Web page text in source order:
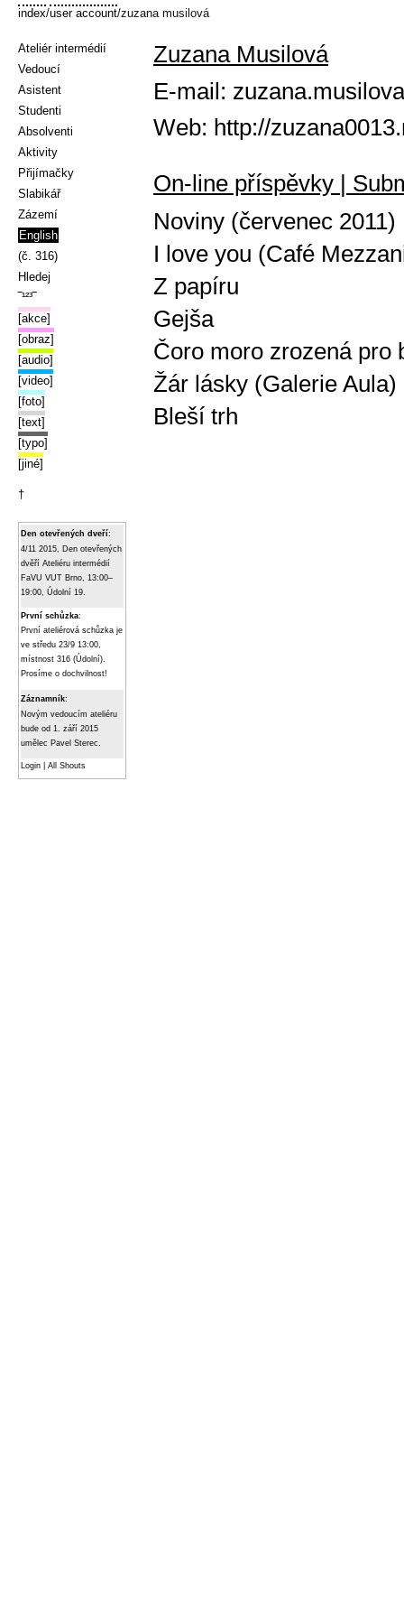
index/user account/zuzana musilová
Ateliér intermédií
Vedoucí
Asistent
Studenti
Absolventi
Aktivity
Přijímačky
Slabikář
Zázemí
English
(č. 316)
Hledej
‾¹²³‾
[akce]
[obraz]
[audio]
[video]
[foto]
[text]
[typo]
[jiné]
†
Den otevřených dveří:
4/11 2015, Den otevřených
dvěří Ateliéru intermédií
FaVU VUT Brno, 13:00–
19:00, Údolní 19.
První schůzka:
První ateliérová schůzka je
ve středu 23/9 13:00,
místnost 316 (Údolní).
Prosíme o dochvilnost!
Záznamník:
Novým vedoucím ateliéru
bude od 1. září 2015
umělec Pavel Sterec.
Login All Shouts
Zuzana Musilová
E-mail:
Web: http://
On-line příspěvky |
Noviny (červenec 2011)
I love you (Café
Z papíru
Gejša
Čoro moro zrozená pro
Žár lásky (Galerie Aula)
Bleší trh